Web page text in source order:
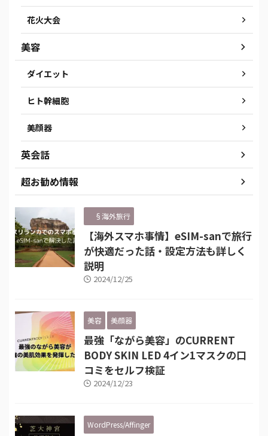
花火大会
美容
ダイエット
ヒト幹細胞
美顔器
英会話
超お勧め情報
§海外旅行
【海外スマホ事情】eSIM-sanで旅行
が快適だった話・設定方法も詳しく
説明
2024/12/25
美容 美顔器
最強「ながら美容」のCURRENT
BODY SKIN LED 4イン1マスクの口
コミをセルフ検証
2024/12/23
WordPress/Affinger